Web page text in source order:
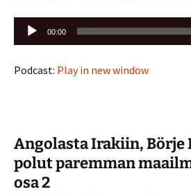
Äänitoistin
00:00
Podcast: Play in new window
Angolasta Irakiin, Börje
polut paremman
osa 2